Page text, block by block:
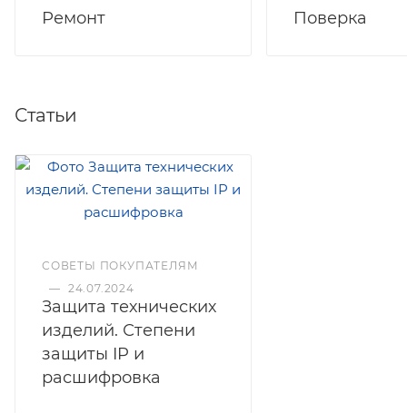
Ремонт Поверка
Статьи
СОВЕТЫ ПОКУПАТЕЛЯМ
— 24.07.2024
Защита технических
изделий. Степени
защиты IP и
расшифровка